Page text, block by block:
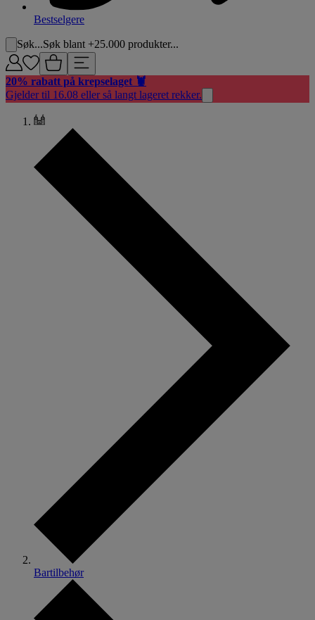
Bestselgere
Søk...Søk blant +25.000 produkter...
20% rabatt på krepselaget 🦞
Gjelder til 16.08 eller så langt lageret rekker.
Bartilbehør